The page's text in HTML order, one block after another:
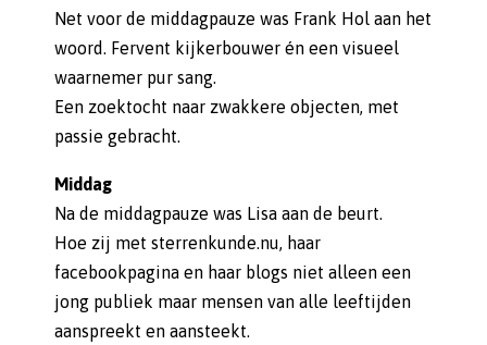
Net voor de middagpauze was Frank Hol aan het
woord. Fervent kijkerbouwer én een visueel
waarnemer pur sang.
Een zoektocht naar zwakkere objecten, met
passie gebracht.
Middag
Na de middagpauze was Lisa aan de beurt.
Hoe zij met sterrenkunde.nu, haar
facebookpagina en haar blogs niet alleen een
jong publiek maar mensen van alle leeftijden
aanspreekt en aansteekt.